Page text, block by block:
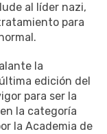
al líder nazi,
para
la
edición del
para ser la
la categoría
la Academia de